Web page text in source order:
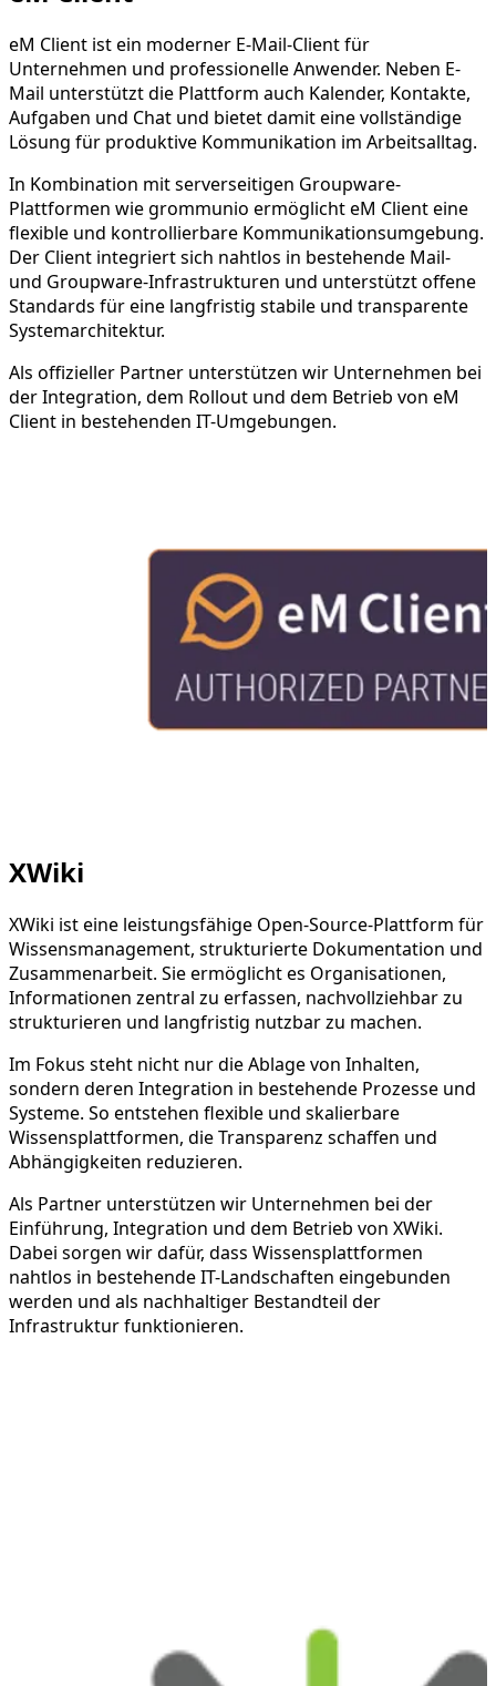
eM Client ist ein moderner E-Mail-Client für
Unternehmen und professionelle Anwender. Neben E-
Mail unterstützt die Plattform auch Kalender, Kontakte,
Aufgaben und Chat und bietet damit eine vollständige
Lösung für produktive Kommunikation im Arbeitsalltag.
In Kombination mit serverseitigen Groupware-
Plattformen wie grommunio ermöglicht eM Client eine
flexible und kontrollierbare Kommunikationsumgebung.
Der Client integriert sich nahtlos in bestehende Mail-
und Groupware-Infrastrukturen und unterstützt offene
Standards für eine langfristig stabile und transparente
Systemarchitektur.
Als offizieller Partner unterstützen wir Unternehmen bei
der Integration, dem Rollout und dem Betrieb von eM
Client in bestehenden IT-Umgebungen.
XWiki
XWiki ist eine leistungsfähige Open-Source-Plattform für
Wissensmanagement, strukturierte Dokumentation und
Zusammenarbeit. Sie ermöglicht es Organisationen,
Informationen zentral zu erfassen, nachvollziehbar zu
strukturieren und langfristig nutzbar zu machen.
Im Fokus steht nicht nur die Ablage von Inhalten,
sondern deren Integration in bestehende Prozesse und
Systeme. So entstehen flexible und skalierbare
Wissensplattformen, die Transparenz schaffen und
Abhängigkeiten reduzieren.
Als Partner unterstützen wir Unternehmen bei der
Einführung, Integration und dem Betrieb von XWiki.
Dabei sorgen wir dafür, dass Wissensplattformen
nahtlos in bestehende IT-Landschaften eingebunden
werden und als nachhaltiger Bestandteil der
Infrastruktur funktionieren.